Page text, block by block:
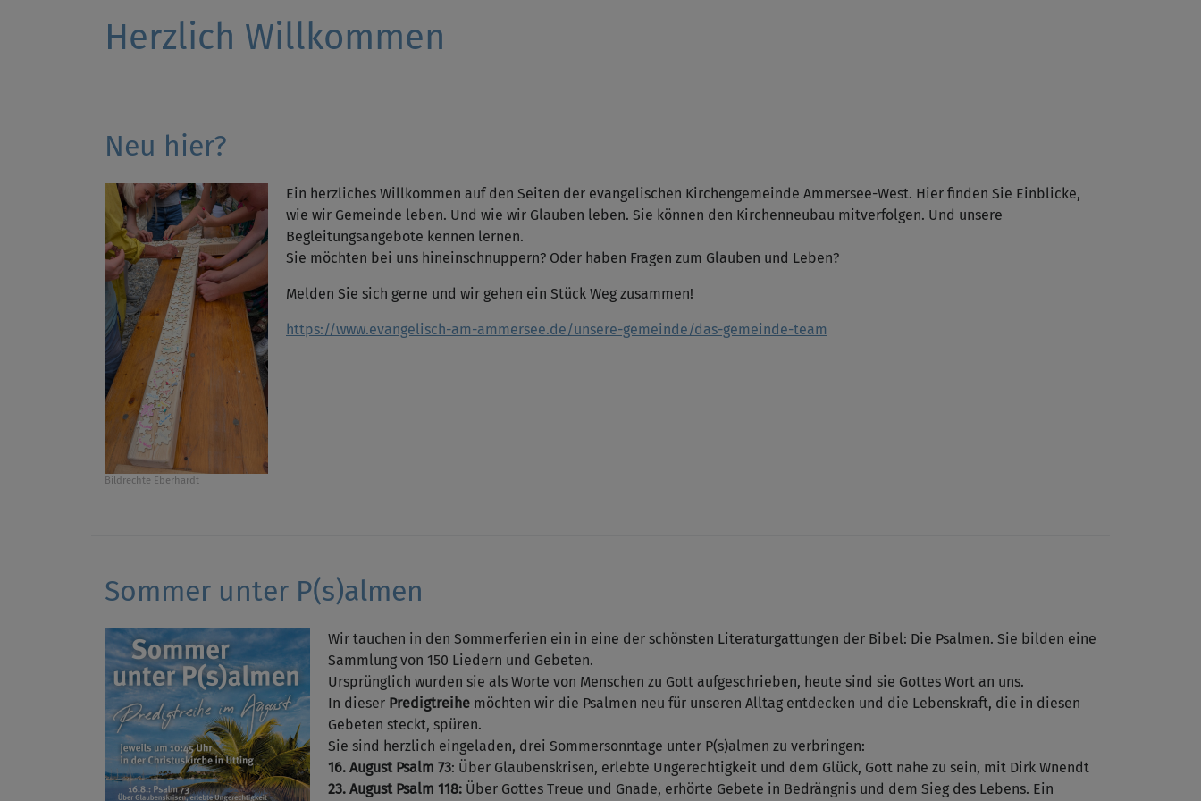
Herzlich Willkommen
Neu hier?
Bildrechte Eberhardt
Ein herzliches Willkommen auf den Seiten der evangelischen Kirchengemeinde Ammersee-West. Hier finden Sie Einblicke,
wie wir Gemeinde leben. Und wie wir Glauben leben. Sie können den Kirchenneubau mitverfolgen. Und unsere
Begleitungsangebote kennen lernen.
Sie möchten bei uns hineinschnuppern? Oder haben Fragen zum Glauben und Leben?
Melden Sie sich gerne und wir gehen ein Stück Weg zusammen!
https://www.evangelisch-am-ammersee.de/unsere-gemeinde/das-gemeinde-team
Sommer unter P(s)almen
Wir tauchen in den Sommerferien ein in eine der schönsten Literaturgattungen der Bibel: Die Psalmen. Sie bilden eine
Sammlung von 150 Liedern und Gebeten.
Ursprünglich wurden sie als Worte von Menschen zu Gott aufgeschrieben, heute sind sie Gottes Wort an uns.
In dieser Predigtreihe möchten wir die Psalmen neu für unseren Alltag entdecken und die Lebenskraft, die in diesen
Gebeten steckt, spüren.
Sie sind herzlich eingeladen, drei Sommersonntage unter P(s)almen zu verbringen:
16. August Psalm 73: Über Glaubenskrisen, erlebte Ungerechtigkeit und dem Glück, Gott nahe zu sein, mit Dirk Wnendt
23. August Psalm 118: Über Gottes Treue und Gnade, erhörte Gebete in Bedrängnis und dem Sieg des Lebens. Ein